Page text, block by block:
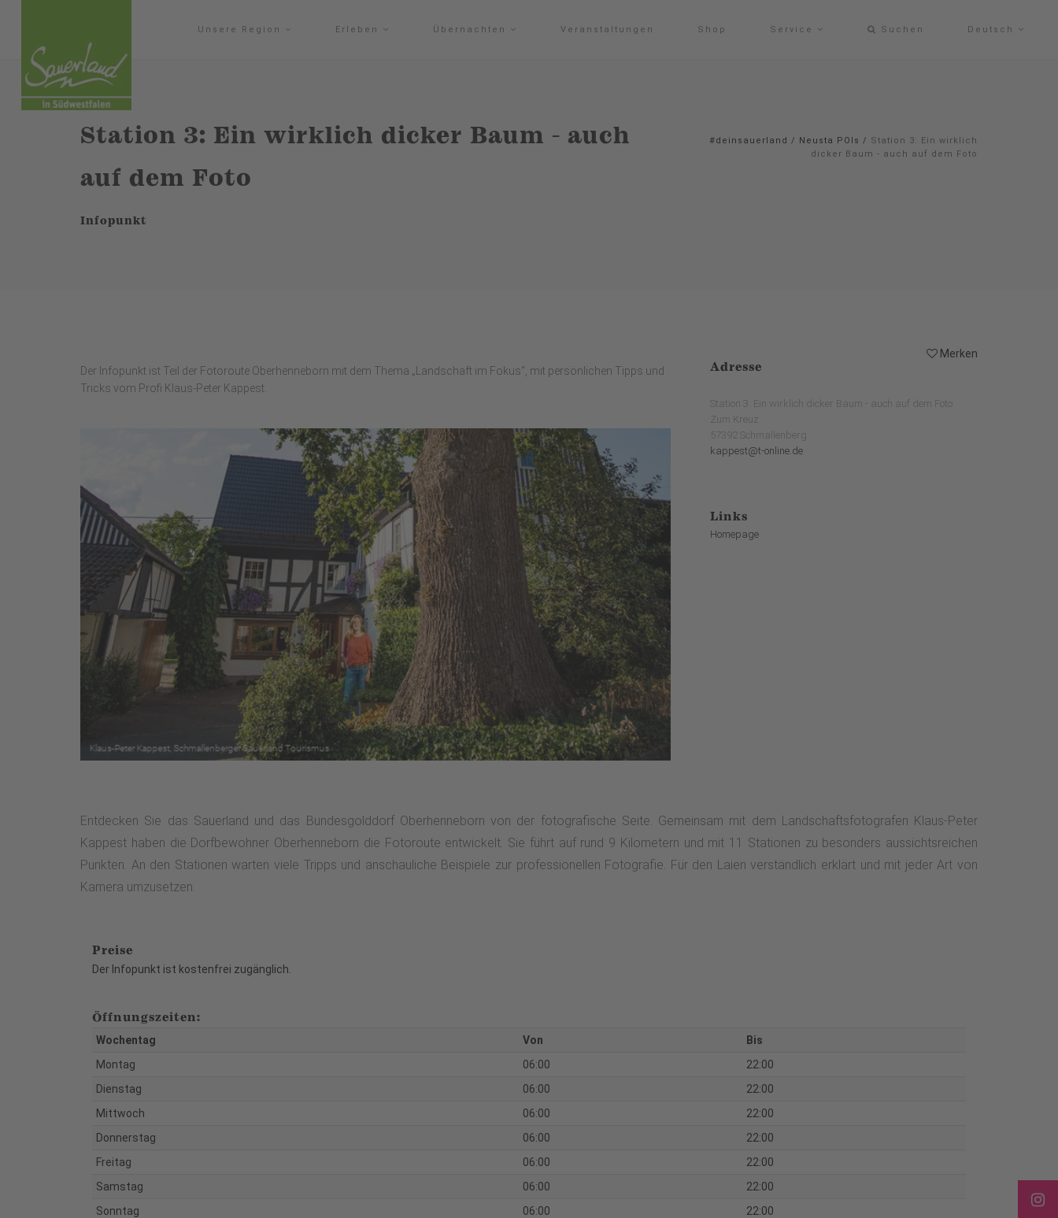
Unsere Region Erleben Übernachten Veranstaltungen Shop Service Suchen Deutsch
Station 3: Ein wirklich dicker Baum - auch
auf dem Foto
Infopunkt
#deinsauerland / Neusta POIs / Station 3: Ein wirklich
dicker Baum - auch auf dem Foto
Merken
Der Infopunkt ist Teil der Fotoroute Oberhenneborn mit dem Thema „Landschaft im Fokus“, mit persönlichen Tipps und
Tricks vom Profi Klaus-Peter Kappest.
Adresse
Station 3: Ein wirklich dicker Baum - auch auf dem Foto
Zum Kreuz
57392 Schmallenberg
kappest@t-online.de
Links
Homepage
Entdecken Sie das Sauerland und das Bundesgolddorf Oberhenneborn von der fotografische Seite. Gemeinsam mit dem Landschaftsfotografen Klaus-Peter
Kappest haben die Dorfbewohner Oberhenneborn die Fotoroute entwickelt. Sie führt auf rund 9 Kilometern und mit 11 Stationen zu besonders aussichtsreichen
Punkten. An den Stationen warten viele Tripps und anschauliche Beispiele zur professionellen Fotografie. Für den Laien verständlich erklärt und mit jeder Art von
Kamera umzusetzen.
Preise
Der Infopunkt ist kostenfrei zugänglich.
Öffnungszeiten:
Wochentag Von
Bis
Montag
06:00
22:00
Dienstag
06:00
22:00
Mittwoch
06:00
22:00
Donnerstag
06:00
22:00
Freitag
06:00
22:00
Samstag
06:00
22:00
Sonntag
06:00 22:00